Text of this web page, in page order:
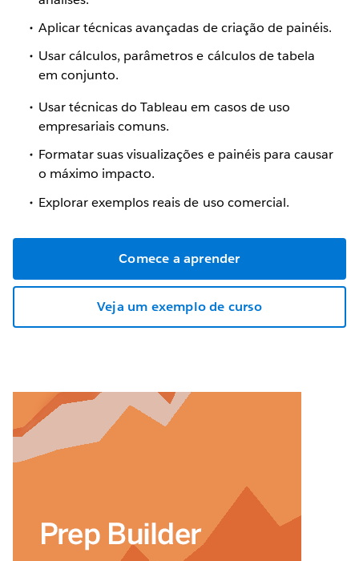
Aplicar técnicas avançadas de criação de painéis.
Usar cálculos, parâmetros e cálculos de tabela
em conjunto.
Usar técnicas do Tableau em casos de uso
empresariais comuns.
Formatar suas visualizações e painéis para causar
o máximo impacto.
Explorar exemplos reais de uso comercial.
Comece a aprender
Veja um exemplo de curso